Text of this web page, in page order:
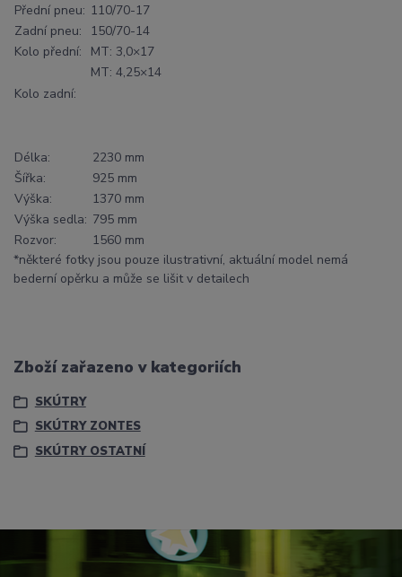
Přední pneu: 110/70-17
Zadní pneu:
150/70-14
Kolo přední:
MT: 3,0×17
Kolo zadní:
MT: 4,25×14
Délka:
2230 mm
Šířka:
925 mm
Výška:
1370 mm
Výška sedla: 795 mm
Rozvor:
1560 mm
*některé fotky jsou pouze ilustrativní, aktuální model nemá
bederní opěrku a může se lišit v detailech
Zboží zařazeno v kategoriích
SKÚTRY
SKÚTRY ZONTES
SKÚTRY OSTATNÍ